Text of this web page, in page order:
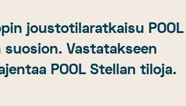
joustotilaratkaisu POOL
Vastatakseen
POOL Stellan tiloja.